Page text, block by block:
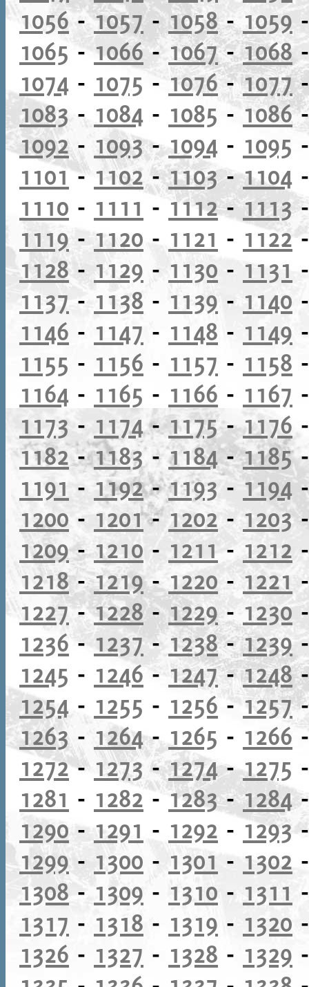
1056-1057-1058- 1059
1065 -1066- 1067-1068
1074 - 1075 -1076-1077
1083- 1084 - 1085 - 1086
1092- 1093-1094 - 1095
1101- 1102-1103-1104
1110 - 1111 - 1112-1113
1119-1120 - 1121 - 1122
1128- 1129 - 1130 - 1131
1137 - 1138 - 1139 - 1140
1146 - 1147 - 1148 - 1149
1155 - 1156 - 1157 - 1158
1164 - 1165 - 1166 - 1167
1173- 1174-1175-1176
1182-1183-1184-1185
1191 - 1192-1193-1194
1200 - 1201-1202- 1203
1209-1210 - 1211- 1212
1218-1219-1220- 1221
1227-1228-1229- 1230
1236-1237- 1238-1239
1245 - 1246-1247-1248
1254 - 1255 - 1256 -1257
1263- 1264- 1265 - 1266
1272- 1273-1274-1275
1281 - 1282-1283-1284
1290- 1291 - 1292 - 1293
1299- 1300 - 1301 - 1302
1308- 1309 - 1310 - 1311
1317 - 1318 - 1319 - 1320
1326 - 1327 - 1328 - 1329